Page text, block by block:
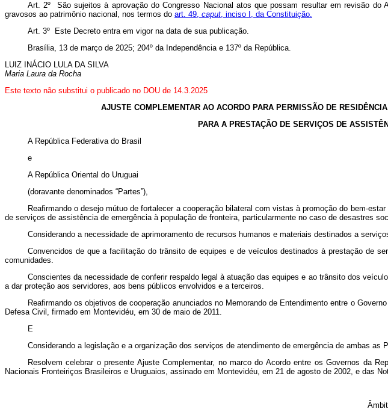
Art. 2º São sujeitos à aprovação do Congresso Nacional atos que possam resultar em revisão do
gravosos ao patrimônio nacional, nos termos do art. 49, caput, inciso I, da Constituição.
Art. 3º Este Decreto entra em vigor na data de sua publicação.
Brasília, 13 de março de 2025; 204º da Independência e 137º da República.
LUIZ INÁCIO LULA DA SILVA
Maria Laura da Rocha
Este texto não substitui o publicado no DOU de 14.3.2025
AJUSTE COMPLEMENTAR AO ACORDO PARA PERMISSÃO DE
PARA A PRESTAÇÃO DE SERVIÇOS DE
A República Federativa do Brasil
e
A República Oriental do Uruguai
(doravante denominados “Partes”),
Reafirmando o desejo mútuo de fortalecer a cooperação bilateral com vistas à promoção do bem-
de serviços de assistência de emergência à população de fronteira, particularmente no caso de desastres
Considerando a necessidade de aprimoramento de recursos humanos e materiais destinados a
Convencidos de que a facilitação do trânsito de equipes e de veículos destinados à prestação de
comunidades.
Conscientes da necessidade de conferir respaldo legal à atuação das equipes e ao trânsito dos
a dar proteção aos servidores, aos bens públicos envolvidos e a terceiros.
Reafirmando os objetivos de cooperação anunciados no Memorando de Entendimento entre o
Defesa Civil, firmado em Montevidéu, em 30 de maio de 2011.
E
Considerando a legislação e a organização dos serviços de atendimento de emergência de ambas as
Resolvem celebrar o presente Ajuste Complementar, no marco do Acordo entre os Governos da
Nacionais Fronteiriços Brasileiros e Uruguaios, assinado em Montevidéu, em 21 de agosto de 2002, e das